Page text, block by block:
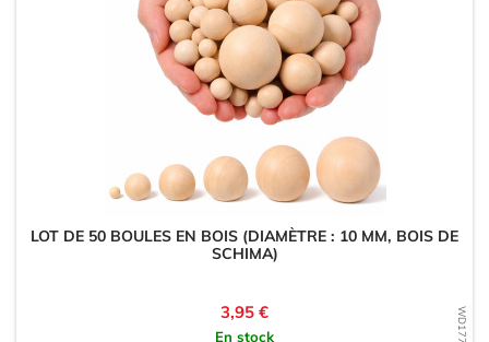
LOT DE 50 BOULES EN BOIS (DIAMÈTRE : 10 MM, BOIS DE
SCHIMA)
Prix
3,95 €
En stock